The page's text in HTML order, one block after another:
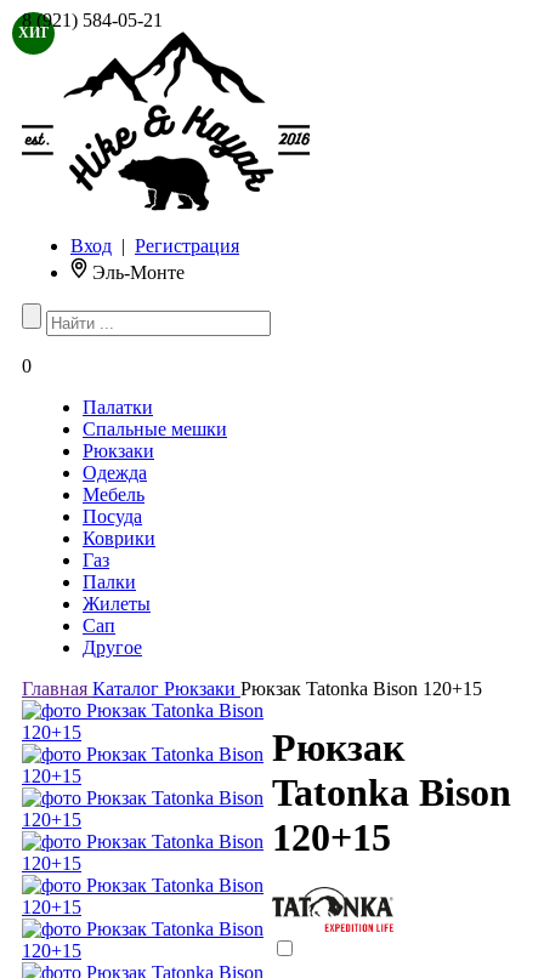
8 (921) 584-05-21
Вход | Регистрация
Эль-Монте
0
Палатки
Спальные мешки
Рюкзаки
Одежда
Мебель
Посуда
Коврики
Газ
Палки
Жилеты
Сап
Другое
Главная Каталог Рюкзаки Рюкзак Tatonka Bison 120+15
ХИТ
Рюкзак
Tatonka Bison
120+15